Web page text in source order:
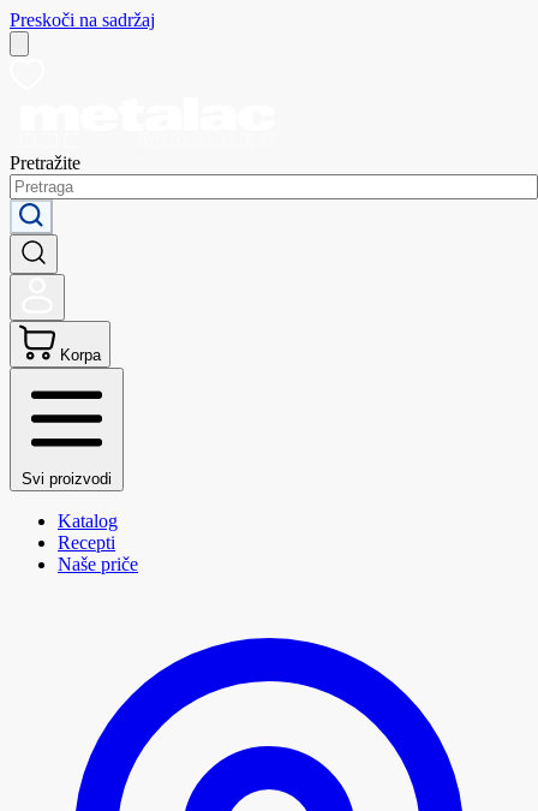
Preskoči na sadržaj
Pretražite
Korpa
Svi proizvodi
Katalog
Recepti
Naše priče